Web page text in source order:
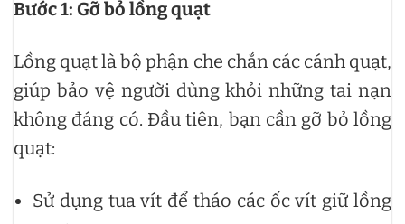
Bước 1: Gỡ bỏ lồng quạt
Lồng quạt là bộ phận che chắn các cánh quạt,
giúp bảo vệ người dùng khỏi những tai nạn
không đáng có. Đầu tiên, bạn cần gỡ bỏ lồng
quạt:
Sử dụng tua vít để tháo các ốc vít giữ lồng